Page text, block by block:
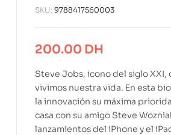
SKU: 9788417560003
200.00 DH
Steve Jobs, icono del siglo XXI,
vivimos nuestra vida. En esta
la innovación su máxima
casa con su amigo Steve
lanzamientos del iPhone y el